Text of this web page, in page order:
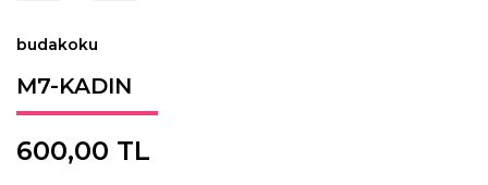
budakoku
M7-KADIN
600,00 TL